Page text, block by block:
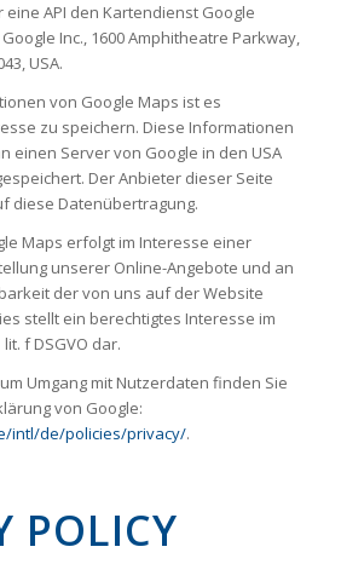
API den Kartendienst Google
Inc., 1600 Amphitheatre Parkway,
USA.
von Google Maps ist es
zu speichern. Diese Informationen
einen Server von Google in den USA
Der Anbieter dieser Seite
diese Datenübertragung.
Maps erfolgt im Interesse einer
unserer Online-Angebote und an
der von uns auf der Website
stellt ein berechtigtes Interesse im
f DSGVO dar.
Umgang mit Nutzerdaten finden Sie
von Google:
intl/de/policies/privacy/.
POLICY